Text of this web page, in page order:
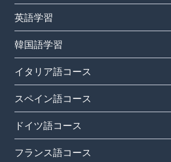
英語学習
韓国語学習
イタリア語コース
スペイン語コース
ドイツ語コース
フランス語コース